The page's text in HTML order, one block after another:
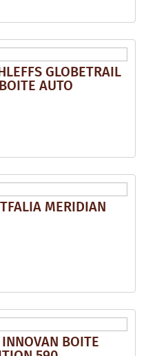
GLOBETRAIL
AUTO
MERIDIAN
BOITE